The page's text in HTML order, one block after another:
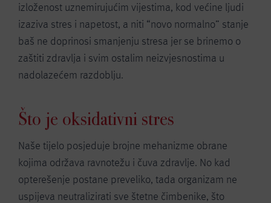
izloženost uznemirujućim vijestima, kod većine ljudi
izaziva stres i napetost, a niti “novo normalno” stanje
baš ne doprinosi smanjenju stresa jer se brinemo o
zaštiti zdravlja i svim ostalim neizvjesnostima u
nadolazećem razdoblju.
Što je oksidativni stres
Naše tijelo posjeduje brojne mehanizme obrane
kojima održava ravnotežu i čuva zdravlje. No kad
opterešenje postane preveliko, tada organizam ne
uspijeva neutralizirati sve štetne čimbenike, što